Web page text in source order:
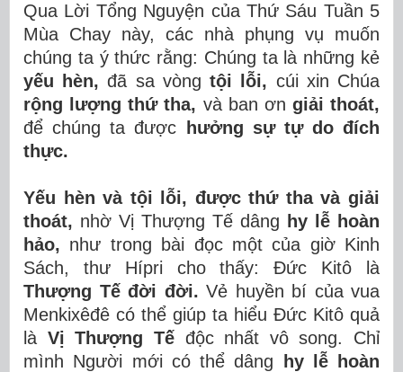
Qua Lời Tổng Nguyện của Thứ Sáu Tuần 5
Mùa Chay này, các nhà phụng vụ muốn
chúng ta ý thức rằng: Chúng ta là những kẻ
yếu hèn, đã sa vòngtội lỗi, cúi xin Chúa
rộng lượng thứ tha, và ban ơn giải thoát,
để chúng ta được
hưởng sự tự do đích
thực.
Yếu hèn và tội lỗi, được thứ tha và giải
thoát, nhờ Vị Thượng Tế dâng hy lễ hoàn
hảo, như trong bài đọc một của giờ Kinh
Sách, thư Hípri cho thấy: Đức Kitô là
Thượng Tế đời đời. Vẻ huyền bí của vua
Menkixêđê có thể giúp ta hiểu Đức Kitô quả
là Vị Thượng Tếđộc nhất vô song. Chỉ
mình Người mới có thể dâng
hy lễ hoàn